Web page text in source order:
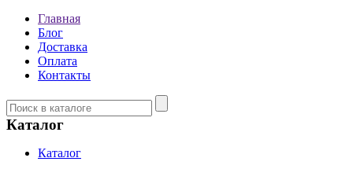
Главная
Блог
Доставка
Оплата
Контакты
Каталог
Каталог